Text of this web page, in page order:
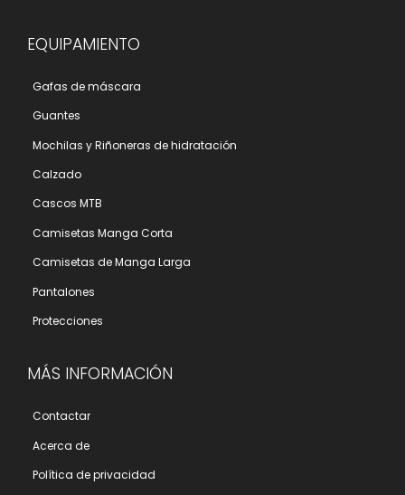
EQUIPAMIENTO
Gafas de máscara
Guantes
Mochilas y Riñoneras de hidratación
Calzado
Cascos MTB
Camisetas Manga Corta
Camisetas de Manga Larga
Pantalones
Protecciones
MÁS INFORMACIÓN
Contactar
Acerca de
Polí­tica de privacidad